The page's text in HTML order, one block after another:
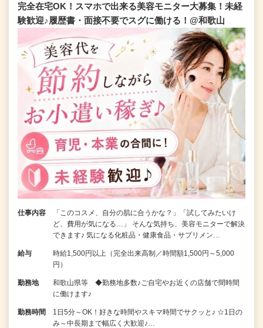
完全在宅OK！スマホで出来る美容モニター大募集！未経
験歓迎♪履歴書・面接不要でスグに働ける！@和歌山
仕事内容
「このコスメ、自分の肌に合うかな？」「試してみたいけ
ど、費用が気になる…」 そんな気持ち、美容モニターで解決
できます♪ 気になる化粧品・健康食品・サプリメン…
給与
時給1,500円以上（完全出来高制／時間額1,500円～5,000
円）
勤務地
和歌山県等 ◆勤務地多数♪ご自宅やお近くの店舗で間時間
に働けます♪
勤務時間
1日5分～OK！好きな時間やスキマ時間でサクッと♪ ☆1日の
み～中長期まで幅広く大歓迎♪…